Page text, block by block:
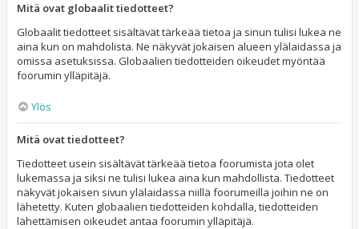
Mitä ovat globaalit tiedotteet?
Globaalit tiedotteet sisältävät tärkeää tietoa ja sinun tulisi lukea ne
aina kun on mahdolista. Ne näkyvät jokaisen alueen ylälaidassa ja
omissa asetuksissa. Globaalien tiedotteiden oikeudet myöntää
foorumin ylläpitäjä.
Ylös
Mitä ovat tiedotteet?
Tiedotteet usein sisältävät tärkeää tietoa foorumista jota olet
lukemassa ja siksi ne tulisi lukea aina kun mahdollista. Tiedotteet
näkyvät jokaisen sivun ylälaidassa niillä foorumeilla joihin ne on
lähetetty. Kuten globaalien tiedotteiden kohdalla, tiedotteiden
lähettämisen oikeudet antaa foorumin ylläpitäjä.